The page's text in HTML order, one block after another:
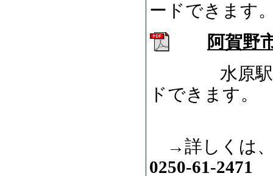
ードできます
阿賀野
水原駅→五
ドできます。
→詳しくは
0250-61-2471